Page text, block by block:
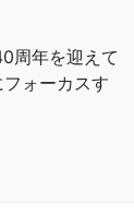
周年を迎えて
ォーカスす